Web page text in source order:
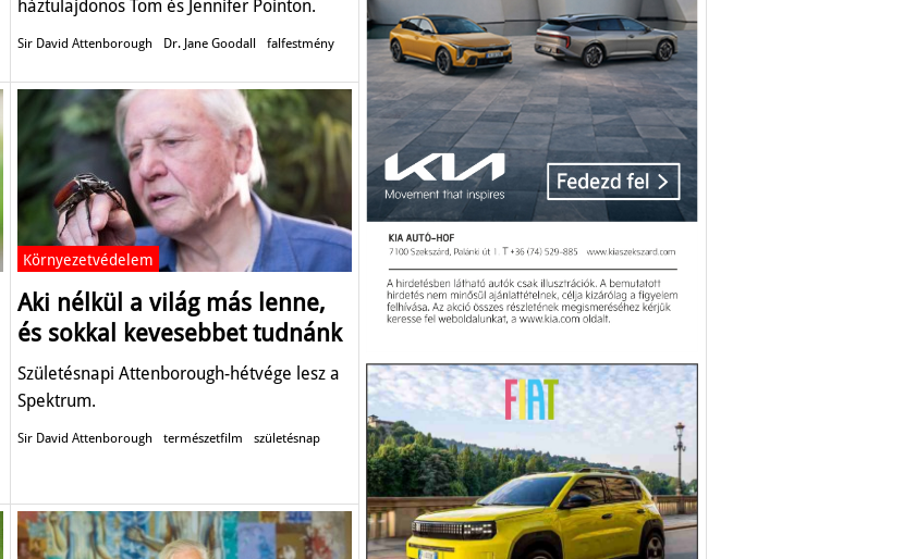
háztulajdonos Tom és Jennifer Pointon.
Sir David Attenborough Dr. Jane Goodall falfestmény
Környezetvédelem
Aki nélkül a világ más lenne,
és sokkal kevesebbet tudnánk
Születésnapi Attenborough-hétvége lesz a
Spektrum.
Sir David Attenborough természetfilm születésnap